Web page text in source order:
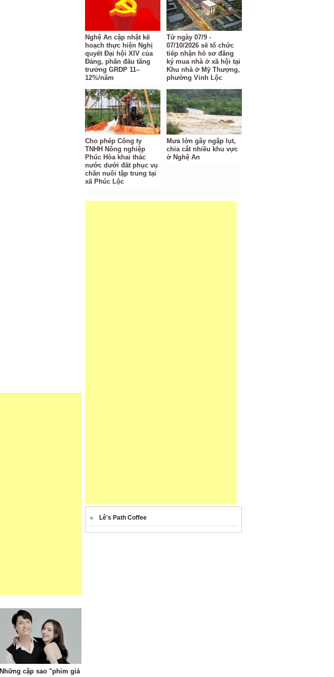
Những cặp sao "phim giả
Nghệ An cập nhật kế
hoạch thực hiện Nghị
quyết Đại hội XIV của
Đảng, phấn đấu tăng
trưởng GRDP 11–
12%/năm
Từ ngày 07/9 -
07/10/2026 sẽ tổ chức
tiếp nhận hồ sơ đăng
ký mua nhà ở xã hội tại
Khu nhà ở Mỹ Thượng,
phường Vinh Lộc
Cho phép Công ty
TNHH Nông nghiệp
Phúc Hòa khai thác
nước dưới đất phục vụ
chăn nuôi tập trung tại
xã Phúc Lộc
Mưa lớn gây ngập lụt,
chia cắt nhiều khu vực
ở Nghệ An
Lê's Path Coffee